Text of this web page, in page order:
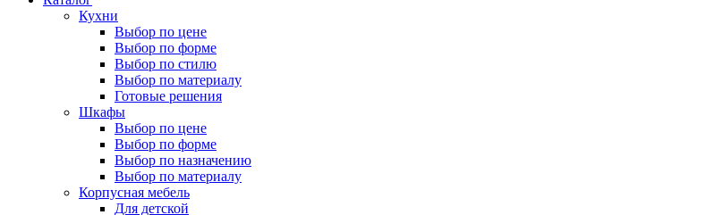
Кухни
Выбор по цене
Выбор по форме
Выбор по стилю
Выбор по материалу
Готовые решения
Шкафы
Выбор по цене
Выбор по форме
Выбор по назначению
Выбор по материалу
Корпусная мебель
Для детской